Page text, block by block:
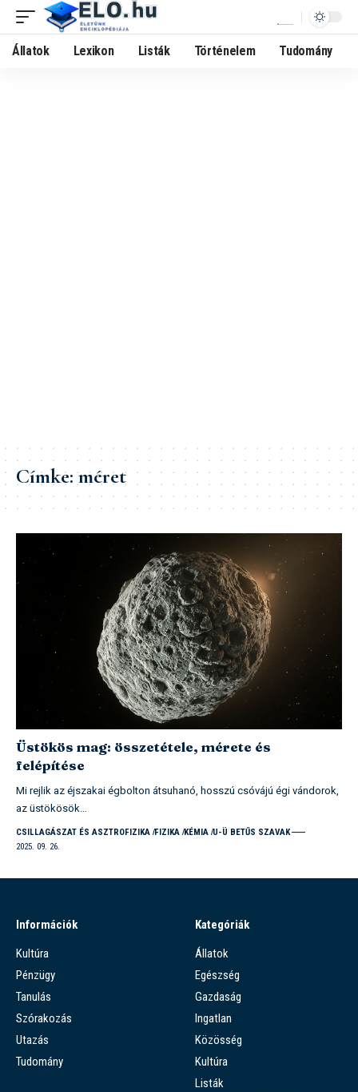
Állatok Lexikon Listák Történelem Tudomány
Címke:méret
Üstökös mag: összetétele, mérete és
felépítése
Mi rejlik az éjszakai égbolton átsuhanó, hosszú csóvájú égi vándorok,
az üstökösök…
CSILLAGÁSZAT ÉS ASZTROFIZIKA FIZIKA KÉMIA U-Ü BETŰS SZAVAK
2025. 09. 26.
Információk
Kultúra
Pénzügy
Tanulás
Szórakozás
Utazás
Tudomány
Kategóriák
Állatok
Egészség
Gazdaság
Ingatlan
Közösség
Kultúra
Listák